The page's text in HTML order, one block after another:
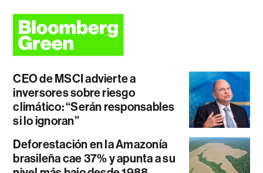
CEO de MSCI advierte a
inversores sobre riesgo
climático: “Serán responsables
si lo ignoran”
Deforestación en la Amazonía
brasileña cae 37% y apunta a su